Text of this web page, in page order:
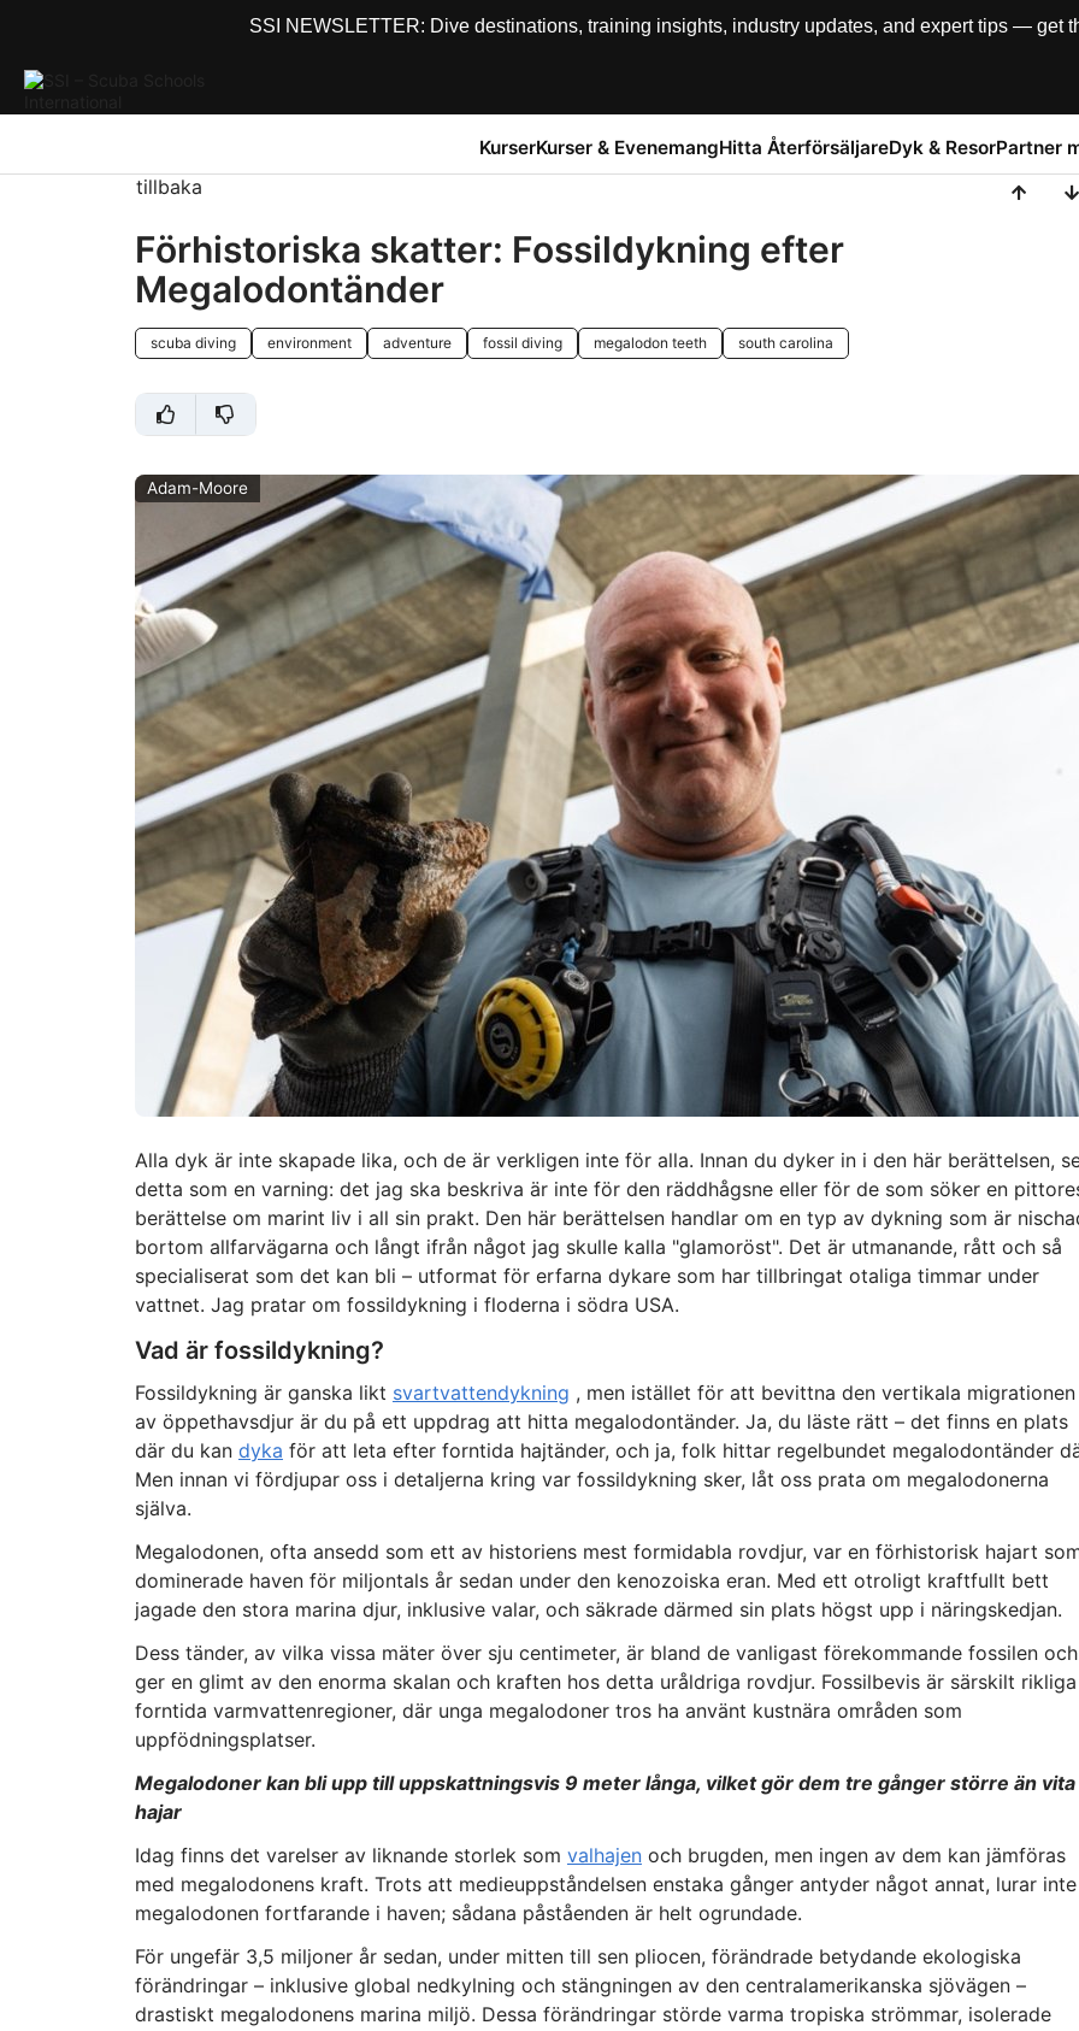
SSI NEWSLETTER: Dive destinations, training insights, industry updates, and expert tips — get
KurserKurser & EvenemangHitta ÅterförsäljareDyk & ResorPartner
tillbaka
Förhistoriska skatter: Fossildykning efter
Megalodontänder
scuba diving environment adventure fossil diving megalodon teeth south carolina
Adam-Moore
Alla dyk är inte skapade lika, och de är verkligen inte för alla. Innan du dyker in i den här berättelsen,
detta som en varning: det jag ska beskriva är inte för den räddhågsne eller för de som söker en
berättelse om marint liv i all sin prakt. Den här berättelsen handlar om en typ av dykning som är
bortom allfarvägarna och långt ifrån något jag skulle kalla "glamoröst". Det är utmanande, rått och så
specialiserat som det kan bli – utformat för erfarna dykare som har tillbringat otaliga timmar under
vattnet. Jag pratar om fossildykning i floderna i södra USA.
Vad är fossildykning?
Fossildykning är ganska likt svartvattendykning , men istället för att bevittna den vertikala migrationen
av öppethavsdjur är du på ett uppdrag att hitta megalodontänder. Ja, du läste rätt – det finns en plats
där du kan dyka för att leta efter forntida hajtänder, och ja, folk hittar regelbundet megalodontänder
Men innan vi fördjupar oss i detaljerna kring var fossildykning sker, låt oss prata om megalodonerna
själva.
Megalodonen, ofta ansedd som ett av historiens mest formidabla rovdjur, var en förhistorisk hajart
dominerade haven för miljontals år sedan under den kenozoiska eran. Med ett otroligt kraftfullt bett
jagade den stora marina djur, inklusive valar, och säkrade därmed sin plats högst upp i näringskedjan.
Dess tänder, av vilka vissa mäter över sju centimeter, är bland de vanligast förekommande fossilen och
ger en glimt av den enorma skalan och kraften hos detta uråldriga rovdjur. Fossilbevis är särskilt
forntida varmvattenregioner, där unga megalodoner tros ha använt kustnära områden som
uppfödningsplatser.
Megalodoner kan bli upp till uppskattningsvis 9 meter långa, vilket gör dem tre gånger större än vita
hajar
Idag finns det varelser av liknande storlek som valhajenoch brugden, men ingen av dem kan jämföras
med megalodonens kraft. Trots att medieuppståndelsen enstaka gånger antyder något annat, lurar inte
megalodonen fortfarande i haven; sådana påståenden är helt ogrundade.
För ungefär 3,5 miljoner år sedan, under mitten till sen pliocen, förändrade betydande ekologiska
förändringar – inklusive global nedkylning och stängningen av den centralamerikanska sjövägen –
drastiskt megalodonens marina miljö. Dessa förändringar störde varma tropiska strömmar, isolerade